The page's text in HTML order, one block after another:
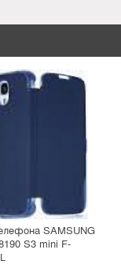
SAMSUNG
S3 mini F-